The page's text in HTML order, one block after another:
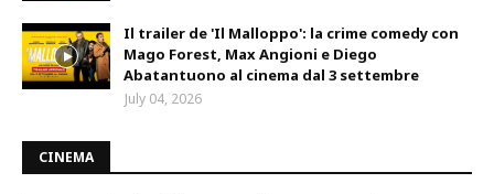
Il trailer de 'Il Malloppo': la crime comedy con
Mago Forest, Max Angioni e Diego
Abatantuono al cinema dal 3 settembre
July 04, 2026
CINEMA